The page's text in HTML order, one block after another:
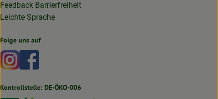
Feedback Barrierfreiheit
Leichte Sprache
Folge uns auf
Externer Link zu https://www.instagram.com/
Kontrollstelle: DE-ÖKO-006